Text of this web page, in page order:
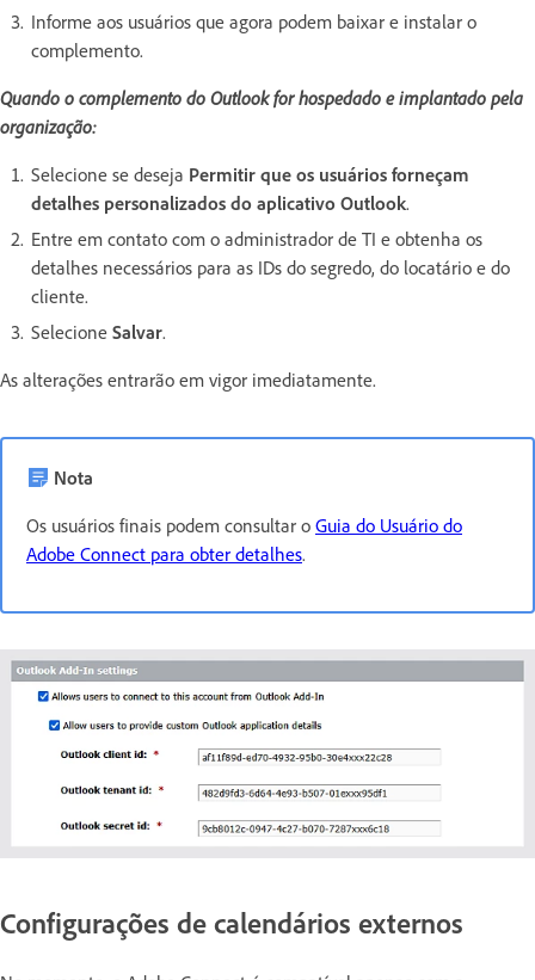
Informe aos usuários que agora podem baixar e instalar o
complemento.
Quando o complemento do Outlook for hospedado e implantado pela
organização:
Selecione se deseja Permitir que os usuários forneçam
detalhes personalizados do aplicativo Outlook.
Entre em contato com o administrador de TI e obtenha os
detalhes necessários para as IDs do segredo, do locatário e do
cliente.
Selecione Salvar.
As alterações entrarão em vigor imediatamente.
Nota
Os usuários finais podem consultar o Guia do Usuário do
Adobe Connect para obter detalhes.
Configurações de calendários externos